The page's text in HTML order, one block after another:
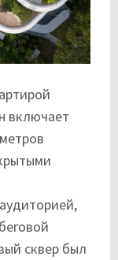
включает
сквер был